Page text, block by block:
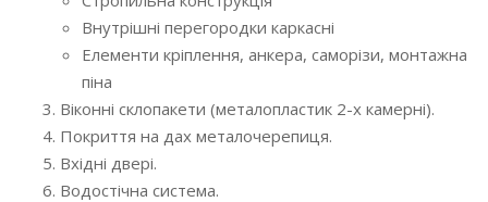
Внутрішні перегородки каркасні
Елементи кріплення, анкера, саморізи, монтажна
піна
Віконні склопакети (металопластик 2-х камерні).
Покриття на дах металочерепиця.
Вхідні двері.
Водостічна система.